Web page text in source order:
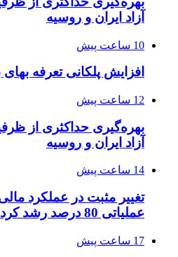
آزاد ایران و روسیه
10 ساعت پیش
افزایش پلکانی تعرفه
12 ساعت پیش
بهره‌گیری حداکثری از
آزاد ایران و روسیه
14 ساعت پیش
تغییر مثبت در عملکرد
عملیاتی 80 درصد رشد کرد
17 ساعت پیش